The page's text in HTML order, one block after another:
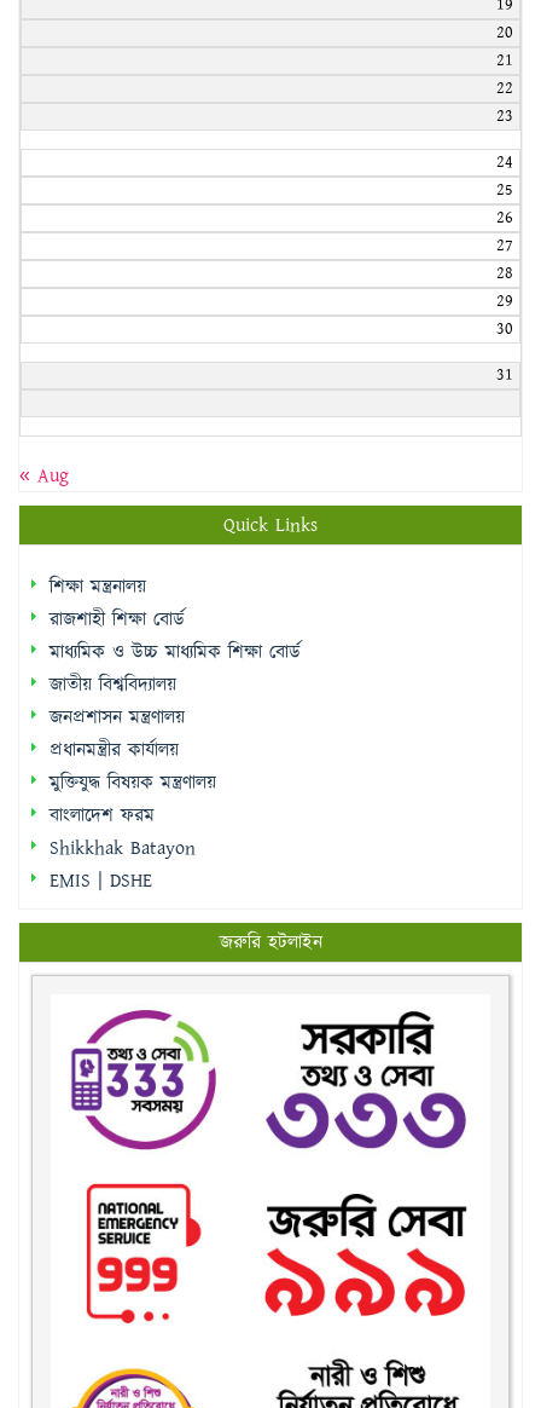
20
21
22
23
24
25
26
27
28
29
30
31
« Aug
Quick Links
শিক্ষা মন্ত্রনালয়
রাজশাহী শিক্ষা বোর্ড
মাধ্যমিক ও উচ্চ মাধ্যমিক শিক্ষা বোর্ড
জাতীয় বিশ্ববিদ্যালয়
জনপ্রশাসন মন্ত্রণালয়
প্রধানমন্ত্রীর কার্যালয়
মুক্তিযুদ্ধ বিষয়ক মন্ত্রণালয়
বাংলাদেশ ফরম
Shikkhak Batayon
EMIS | DSHE
জরুরি হটলাইন